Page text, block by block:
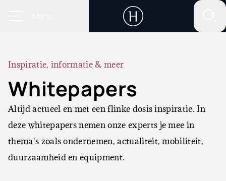
Inspiratie, informatie & meer
Whitepapers
Altijd actueel en met een flinke dosis inspiratie. In
deze whitepapers nemen onze experts je mee in
thema's zoals ondernemen, actualiteit, mobiliteit,
duurzaamheid en equipment.